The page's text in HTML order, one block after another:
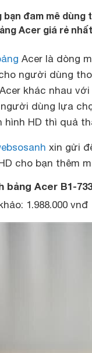
đam mê dùng
Acer giá rẻ
Acer là dòng
người dùng
khác nhau
dùng lựa
hình HD thì quả
xin gửi
cho bạn thêm
bảng Acer B1-733
1.988.000 vnđ